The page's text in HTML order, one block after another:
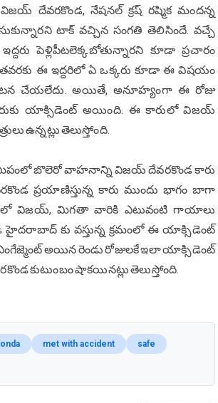
దేవరకొండ, నేషనల్ క్రష్ రష్మిక మందన్న
టాక్ వచ్చిన సంగతి తెలిసిందే. వచ్చే
పెళ్లిపీటలెక్కబోతున్నారని కూడా ప్రచారం
ఈ ఇద్దరిలో ఏ ఒక్కరు కూడా ఈ విషయం
చేయలేదు. అయితే, అనూహ్యంగా ఈ రోజు
యాక్సిడెంట్ అయింది. ఈ కారులో విజయ్
ఉన్నట్లు తెలుస్తోంది.
బొలెరో వాహనాన్ని విజయ్ దేవరకొండ కారు
ప్రయాణిస్తున్న కారు ముందు భాగం బాగా
విజయ్, మిగతా వారికి ఎటువంటి గాయాలు
హైదరాబాద్ కు వస్తున్న క్రమంలో ఈ యాక్సిడెంట్
ఎంగేజ్మెంట్ అయిన రెండు రోజులకే ఇలా యాక్సిడెంట్
కుటుంబం షాకయినట్లు తెలుస్తోంది.
met with accident
safe